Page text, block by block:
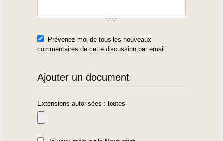
Prévenez-moi de tous les nouveaux
commentaires de cette discussion par email
Ajouter un document
Extensions autorisées : toutes